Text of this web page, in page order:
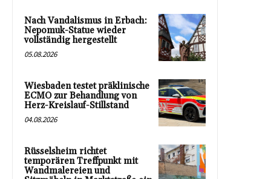
Nach Vandalismus in Erbach:
Nepomuk-Statue wieder
vollständig hergestellt
05.08.2026
Wiesbaden testet präklinische
ECMO zur Behandlung von
Herz-Kreislauf-Stillstand
04.08.2026
Rüsselsheim richtet
temporären Treffpunkt mit
Wandmalereien und